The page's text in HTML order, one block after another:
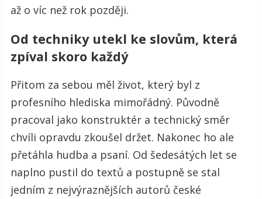
až o víc než rok později.
Od techniky utekl ke slovům, která
zpíval skoro každý
Přitom za sebou měl život, který byl z
profesního hlediska mimořádný. Původně
pracoval jako konstruktér a technický směr
chvíli opravdu zkoušel držet. Nakonec ho ale
přetáhla hudba a psaní. Od šedesátých let se
naplno pustil do textů a postupně se stal
jedním z nejvýraznějších autorů české